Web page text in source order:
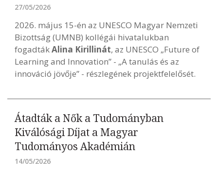
27/05/2026
2026. május 15-én az UNESCO Magyar Nemzeti
Bizottság (UMNB) kollégái hivatalukban
fogadtákAlina Kirillinát, az UNESCO „Future of
Learning and Innovation” - „A tanulás és az
innováció jövője” - részlegének projektfelelősét.
Átadták a Nők a Tudományban
Kiválósági Díjat a Magyar
Tudományos Akadémián
14/05/2026